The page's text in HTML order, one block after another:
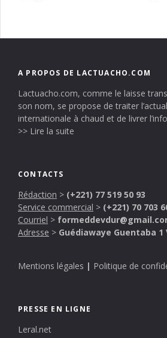
A PROPOS DE LACTUACHO.COM
Lactuacho.com, comme le laisse
son nom, se propose de traiter
internationale à chaud et de livrer
>> Lire la suite
CONTACTS
Rédaction > (+221) 77 519 50 93
Service commercial > (+221) 70 703
Courriel >
Adresse > Guédiawaye Guentaba 1
Mentions légales | Politique de
PRESSE EN LIGNE
Leral.net